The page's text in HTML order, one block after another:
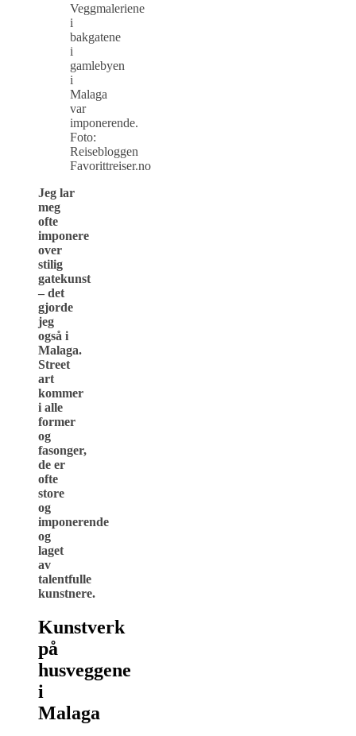
Veggmaleriene
i
bakgatene
i
gamlebyen
i
Malaga
var
imponerende.
Foto:
Reisebloggen
Favorittreiser.no
Jeg lar
meg
ofte
imponere
over
stilig
gatekunst
– det
gjorde
jeg
også i
Malaga.
Street
art
kommer
i alle
former
og
fasonger,
de er
ofte
store
og
imponerende
og
laget
av
talentfulle
kunstnere.
Kunstverk
på
husveggene
i
Malaga